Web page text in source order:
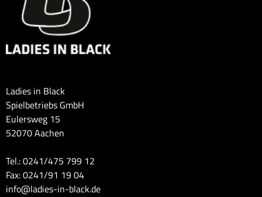
Ladies in Black
Spielbetriebs GmbH
Eulersweg 15
52070 Aachen
Tel.: 0241/475 799 12
Fax: 0241/91 19 04
info@ladies-in-black.de